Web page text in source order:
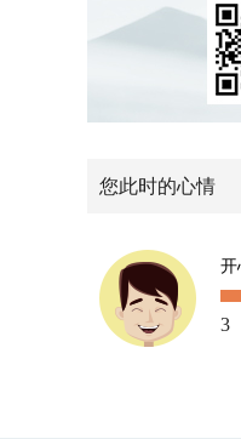
您此时的心情
开
3